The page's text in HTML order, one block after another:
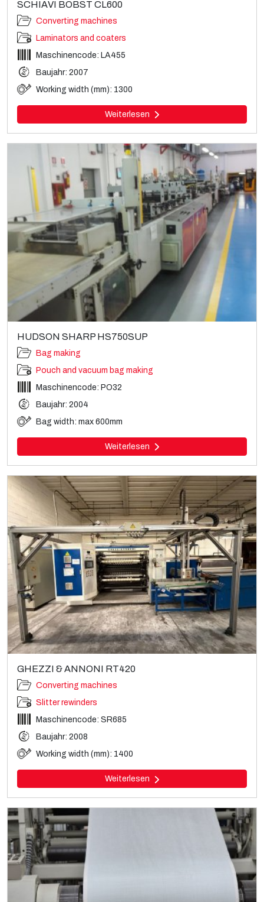
SCHIAVI BOBST CL600
Converting machines
Laminators and coaters
Maschinencode: LA455
Baujahr: 2007
Working width (mm): 1300
Weiterlesen
HUDSON SHARP HS750SUP
Bag making
Pouch and vacuum bag making
Maschinencode: PO32
Baujahr: 2004
Bag width: max 600mm
Weiterlesen
GHEZZI & ANNONI RT420
Converting machines
Slitter rewinders
Maschinencode: SR685
Baujahr: 2008
Working width (mm): 1400
Weiterlesen